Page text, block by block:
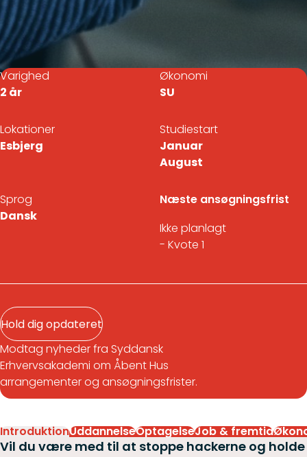
Varighed
2 år
Økonomi
SU
Studiestart
Januar
August
Lokationer
Esbjerg
Sprog
Dansk
Næste ansøgningsfrist
Ikke planlagt
- Kvote 1
Hold dig opdateret
Modtag nyheder fra Syddansk
Erhvervsakademi om Åbent Hus
arrangementer og ansøgningsfrister.
IntroduktionUddannelseOptagelseJob & fremtid
Vil du være med til at stoppe hackerne og holde